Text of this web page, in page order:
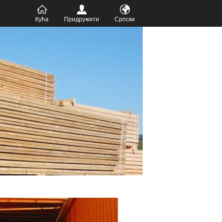
Кућа Придружити Српски